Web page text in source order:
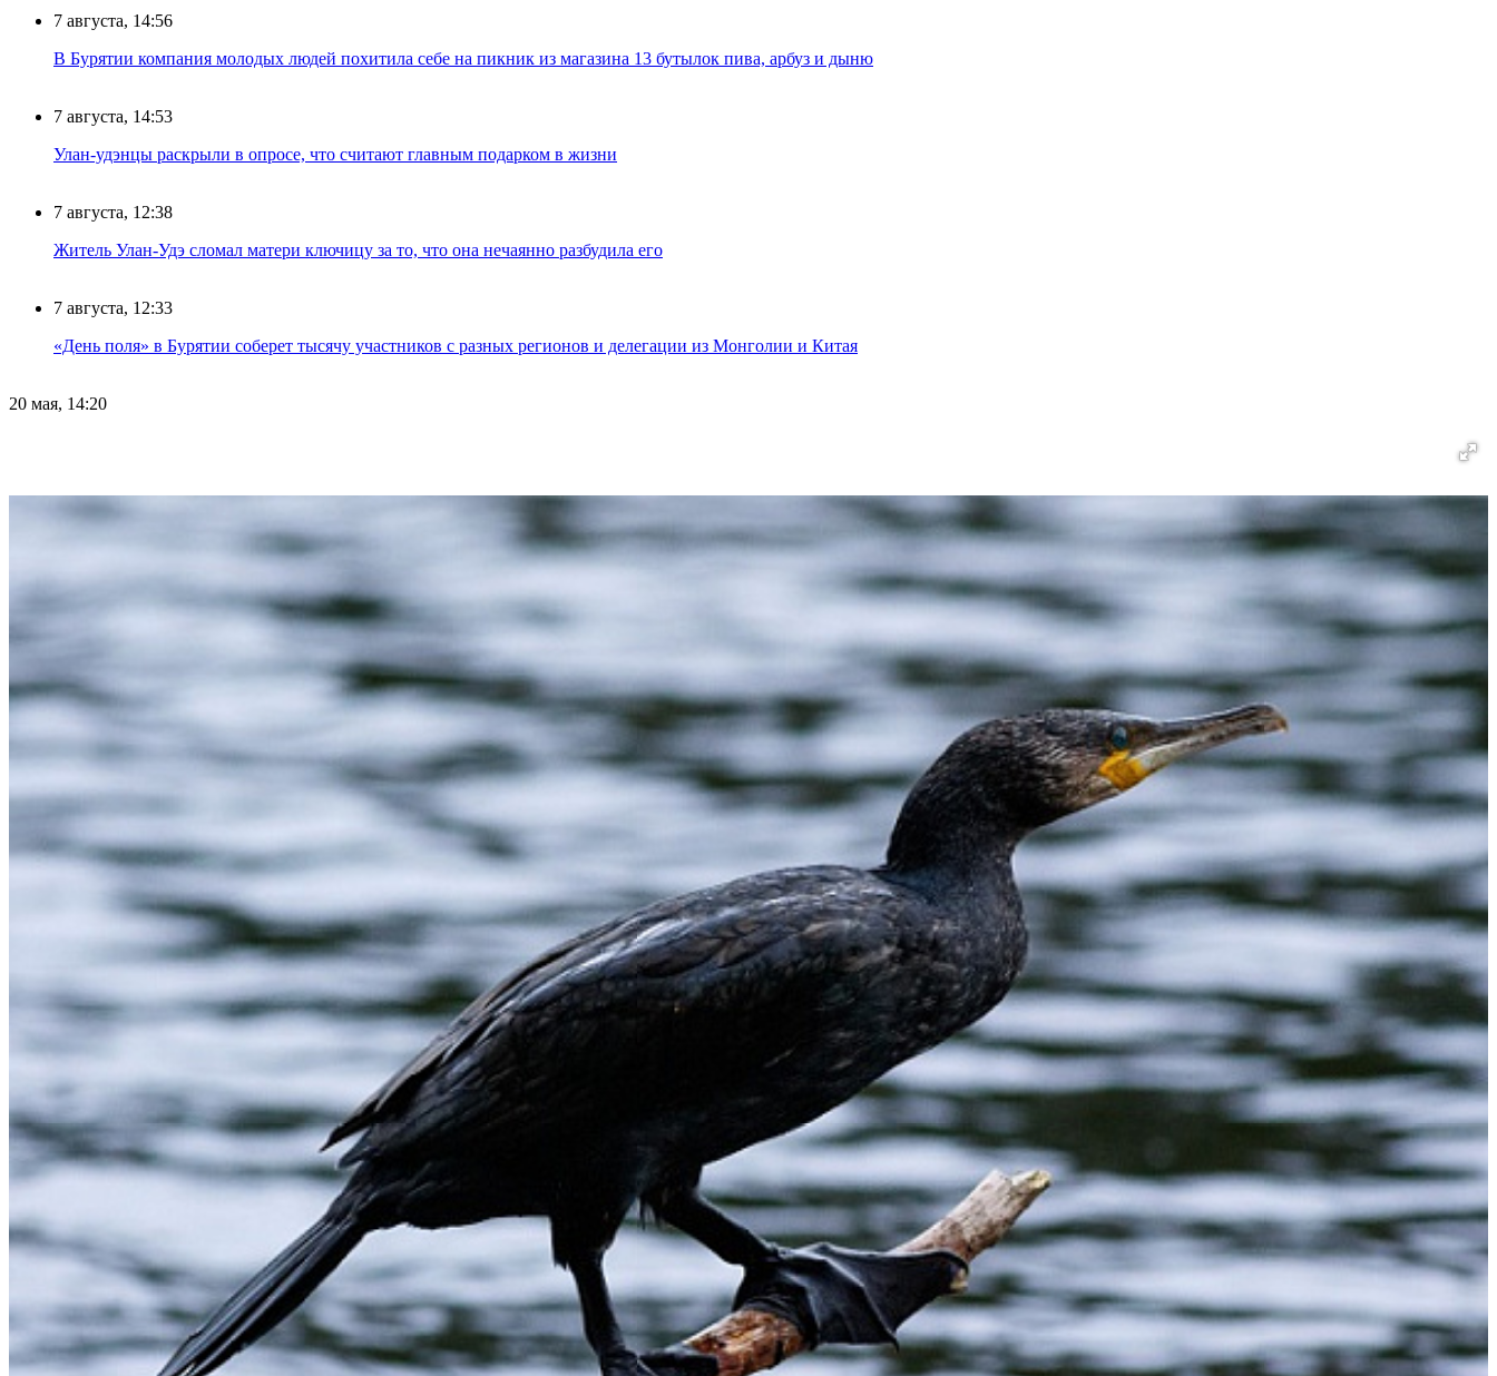
7 августа, 14:56
В Бурятии компания молодых людей похитила себе на пикник из магазина 13 бутылок пива, арбуз и дыню
7 августа, 14:53
Улан-удэнцы раскрыли в опросе, что считают главным подарком в жизни
7 августа, 12:38
Житель Улан-Удэ сломал матери ключицу за то, что она нечаянно разбудила его
7 августа, 12:33
«День поля» в Бурятии соберет тысячу участников с разных регионов и делегации из Монголии и Китая
20 мая, 14:20